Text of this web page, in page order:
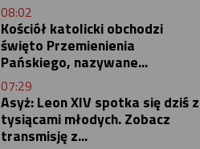
08:02
Kościół katolicki obchodzi
święto Przemienienia
Pańskiego, nazywane...
07:29
Asyż: Leon XIV spotka się dziś z
tysiącami młodych. Zobacz
transmisję z...